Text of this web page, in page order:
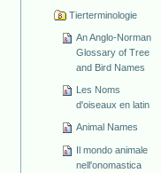
Tierterminologie
An Anglo-Norman
Glossary of Tree
and Bird Names
Les Noms
d'oiseaux en latin
Animal Names
Il mondo animale
nell'onomastica